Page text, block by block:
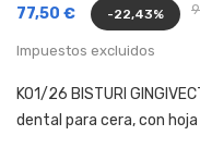
77,50 € -22,43%
Impuestos excluidos
KO1/26 BISTURI
dental para cera, con